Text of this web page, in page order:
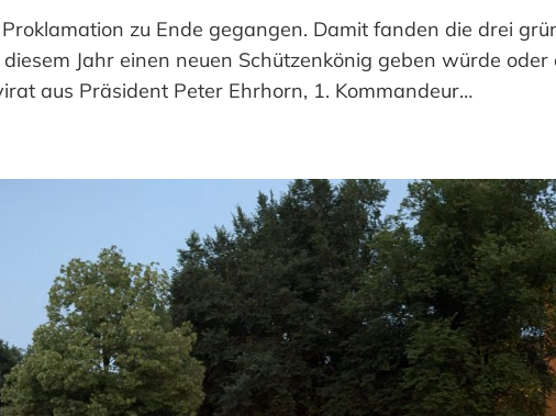
zu Ende gegangen. Damit fanden die drei
Jahr einen neuen Schützenkönig geben würde oder
aus Präsident Peter Ehrhorn, 1. Kommandeur…